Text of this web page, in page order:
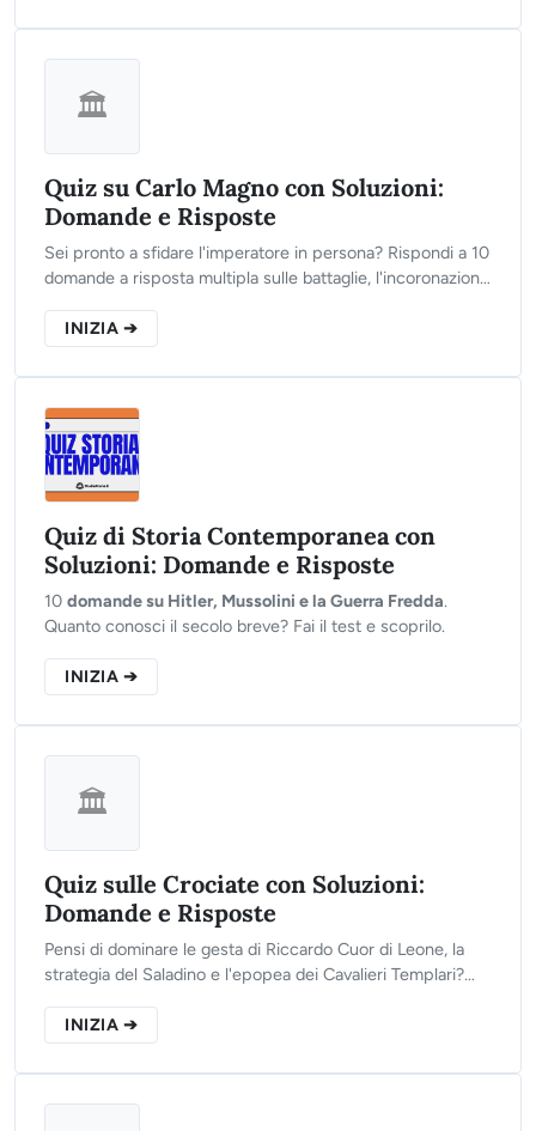
🏛️
Quiz su Carlo Magno con Soluzioni:
Domande e Risposte
Sei pronto a sfidare l'imperatore in persona? Rispondi a 10
domande a risposta multipla sulle battaglie, l'incoronazione
dimostrare il tuo valore storico.
INIZIA ➔
Quiz di Storia Contemporanea con
Soluzioni: Domande e Risposte
10 domande su Hitler, Mussolini e la Guerra Fredda.
Quanto conosci il secolo breve? Fai il test e scoprilo.
INIZIA ➔
🏛️
Quiz sulle Crociate con Soluzioni:
Domande e Risposte
Pensi di dominare le gesta di Riccardo Cuor di Leone, la
strategia del Saladino e l'epopea dei Cavalieri Templari?
nostro test interattivo e scopri se sei pronto per liberare la
Terrasanta!
INIZIA ➔